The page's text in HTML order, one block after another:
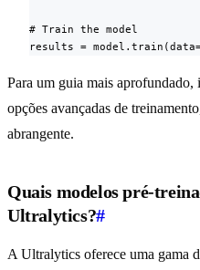
# Train the model
results =
Para um guia mais
opções avançadas de
abrangente.
Quais modelos pré-
Ultralytics?#
A Ultralytics oferece uma gama